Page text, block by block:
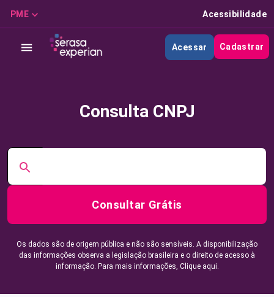
PME Acessibilidade
Acessar Cadastrar
Consulta CNPJ
Consultar Grátis
Os dados são de origem pública e não são sensíveis. A disponibilização
das informações observa a legislação brasileira e o direito de acesso à
informação. Para mais informações, Clique aqui.